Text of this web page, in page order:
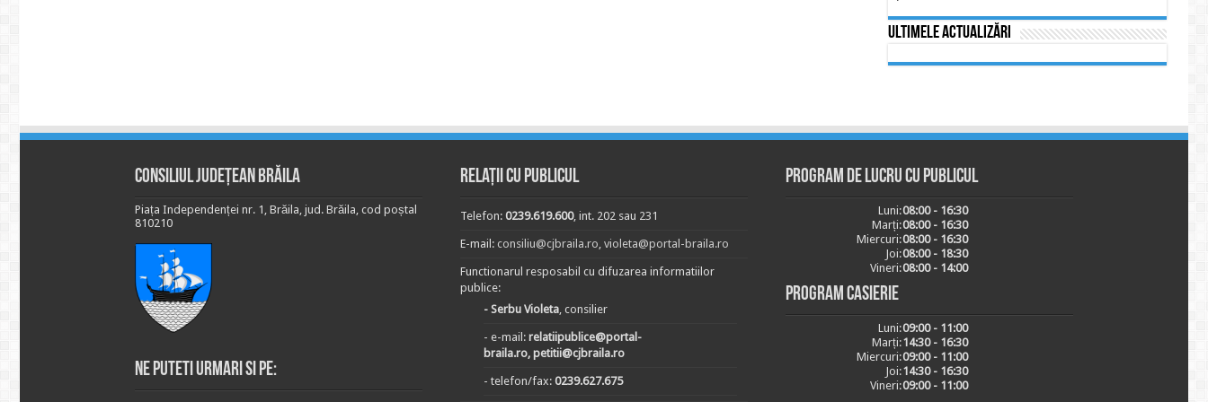
Ultimele actualizări
Consiliul Județean Brăila
Piața Independenței nr. 1, Brăila, jud. Brăila, cod poștal
810210
Ne puteti urmari si pe:
Relații cu publicul
Telefon: 0239.619.600, int. 202 sau 231
E-mail: consiliu@cjbraila.ro, violeta@portal-braila.ro
Functionarul resposabil cu difuzarea informatiilor
publice:
- Serbu Violeta, consilier
- e-mail: relatiipublice@portal-
braila.ro, petitii@cjbraila.ro
- telefon/fax: 0239.627.675
Program de lucru cu publicul
Luni:08:00 - 16:30
Marți:08:00 - 16:30
Miercuri:08:00 - 16:30
Joi:08:00 - 18:30
Vineri:08:00 - 14:00
Program casierie
Luni:09:00 - 11:00
Marți:14:30 - 16:30
Miercuri:09:00 - 11:00
Joi:14:30 - 16:30
Vineri:09:00 - 11:00